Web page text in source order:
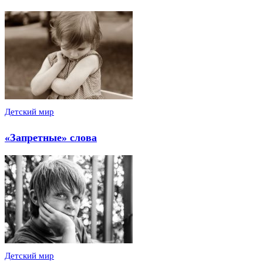
Детский мир
«Запретные» слова
Детский мир